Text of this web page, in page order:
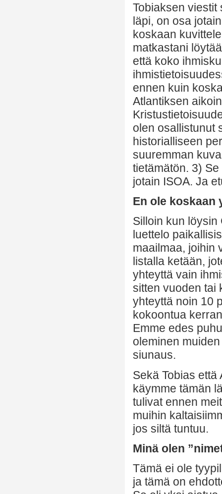
Tobiaksen viestit
läpi, on osa
koskaan
matkastani
että koko
ennen kuin
Atlantiksen
olen osallistunut
historialliseen
suuremman
tietämätön. 3)
jotain ISOA. Ja
En ole koskaan
Silloin kun
luettelo
maailmaa, joihin
listalla ketään,
yhteyttä vain
sitten vuoden tai
yhteyttä noin 10
kokoontua
Emme edes
oleminen
siunaus.
Sekä Tobias
käymme tämän
tulivat ennen
muihin
jos siltä tuntuu.
Minä olen
Tämä ei ole
ja tämä on